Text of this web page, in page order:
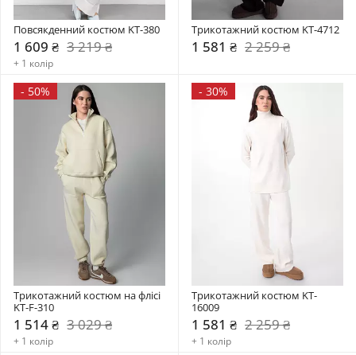
Повсякденний костюм KT-380
1 609 ₴ 3 219 ₴
+ 1 колір
Трикотажний костюм KT-4712
1 581 ₴ 2 259 ₴
- 50%
Трикотажний костюм на флісі
KT-F-310
1 514 ₴ 3 029 ₴
+ 1 колір
- 30%
Трикотажний костюм KT-
16009
1 581 ₴ 2 259 ₴
+ 1 колір